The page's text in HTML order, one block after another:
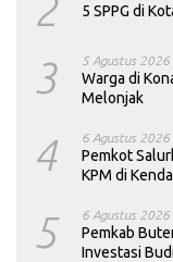
2 5 SPPG di
3 5 Agustus 2026
Warga di
Melonjak
4 6 Agustus 2026
Pemkot
KPM di
5 6 Agustus 2026
Pemkab
Investasi